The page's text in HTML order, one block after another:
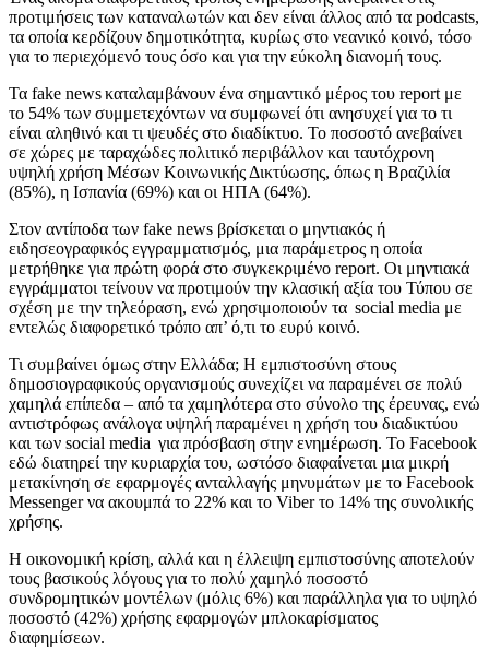
προτιμήσεις των καταναλωτών και δεν είναι άλλος από τα podcasts,
τα οποία κερδίζουν δημοτικότητα, κυρίως στο νεανικό κοινό, τόσο
για το περιεχόμενό τους όσο και για την εύκολη διανομή τους.
Τα fake newsκαταλαμβάνουν ένα σημαντικό μέρος του report με
το 54% των συμμετεχόντων να συμφωνεί ότι ανησυχεί για το τι
είναι αληθινό και τι ψευδές στο διαδίκτυο. Το ποσοστό ανεβαίνει
σε χώρες με ταραχώδες πολιτικό περιβάλλον και ταυτόχρονη
υψηλή χρήση Μέσων Κοινωνικής Δικτύωσης, όπως η Βραζιλία
(85%), η Ισπανία (69%) και οι ΗΠΑ (64%).
Στον αντίποδα των fake news βρίσκεται ο μηντιακός ή
ειδησεογραφικός εγγραμματισμός, μια παράμετρος η οποία
μετρήθηκε για πρώτη φορά στο συγκεκριμένο report. Οι μηντιακά
εγγράμματοι τείνουν να προτιμούν την κλασική αξία του Τύπου σε
σχέση με την τηλεόραση, ενώ χρησιμοποιούν τα social media με
εντελώς διαφορετικό τρόπο απ’ ό,τι το ευρύ κοινό.
Τι συμβαίνει όμως στην Ελλάδα; Η εμπιστοσύνη στους
δημοσιογραφικούς οργανισμούς συνεχίζει να παραμένει σε πολύ
χαμηλά επίπεδα – από τα χαμηλότερα στο σύνολο της έρευνας, ενώ
αντιστρόφως ανάλογα υψηλή παραμένει η χρήση του διαδικτύου
και των social media για πρόσβαση στην ενημέρωση. Το Facebook
εδώ διατηρεί την κυριαρχία του, ωστόσο διαφαίνεται μια μικρή
μετακίνηση σε εφαρμογές ανταλλαγής μηνυμάτων με το Facebook
Messengerνα ακουμπά το 22% και το Viberτο 14% της συνολικής
χρήσης.
Η οικονομική κρίση, αλλά και η έλλειψη εμπιστοσύνης αποτελούν
τους βασικούς λόγους για το πολύ χαμηλό ποσοστό
συνδρομητικών μοντέλων (μόλις 6%) και παράλληλα για το υψηλό
ποσοστό (42%) χρήσης εφαρμογών μπλοκαρίσματος
διαφημίσεων.